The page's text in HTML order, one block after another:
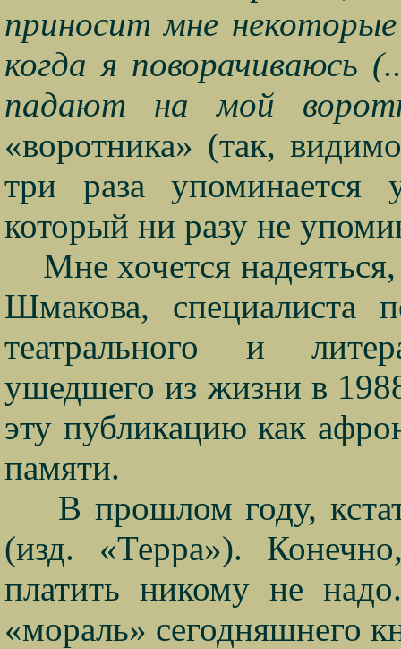
приносит мне
когда я поворачиваюсь
падают на мой
«воротника» (так,
три раза упоминается
который ни разу не
Мне хочется
Шмакова, специалиста
театрального и
ушедшего из жизни в
эту публикацию как
памяти.
В прошлом году,
(изд. «Терра»).
платить никому не
«мораль» сегодняшнего